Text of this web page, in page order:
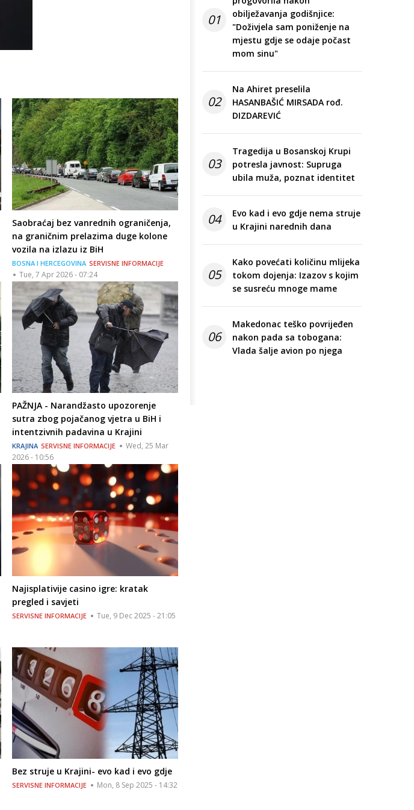
Saobraćaj bez vanrednih ograničenja,
na graničnim prelazima duge kolone
vozila na izlazu iz BiH
BOSNA I HERCEGOVINA SERVISNE INFORMACIJE
Tue, 7 Apr 2026 - 07:24
PAŽNJA - Narandžasto upozorenje
sutra zbog pojačanog vjetra u BiH i
intentzivnih padavina u Krajini
KRAJINA SERVISNE INFORMACIJE
Wed, 25 Mar
2026 - 10:56
Najisplativije casino igre: kratak
pregled i savjeti
SERVISNE INFORMACIJE Tue, 9 Dec 2025 - 21:05
Bez struje u Krajini- evo kad i evo gdje
SERVISNE INFORMACIJE Mon, 8 Sep 2025 - 14:32
01
obilježavanja godišnjice:
"Doživjela sam poniženje na
mjestu gdje se odaje počast
mom sinu"
02
Na Ahiret preselila
HASANBAŠIĆ MIRSADA rođ.
DIZDAREVIĆ
03
Tragedija u Bosanskoj Krupi
potresla javnost: Supruga
ubila muža, poznat identitet
04
Evo kad i evo gdje nema struje
u Krajini narednih dana
05
Kako povećati količinu mlijeka
tokom dojenja: Izazov s kojim
se susreću mnoge mame
06
Makedonac teško povrijeđen
nakon pada sa tobogana:
Vlada šalje avion po njega